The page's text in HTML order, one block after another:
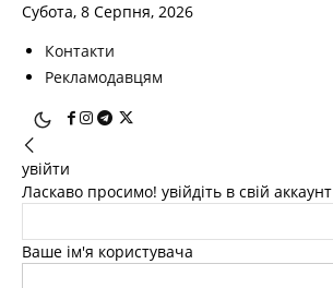
Субота, 8 Серпня, 2026
Контакти
Рекламодавцям
увійти
Ласкаво просимо! увійдіть в свій аккаунт
Ваше ім'я користувача